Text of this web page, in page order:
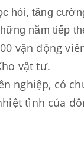
hỏi, tăng
năm tiếp
vận động
vật tư.
nghiệp, có
tình của